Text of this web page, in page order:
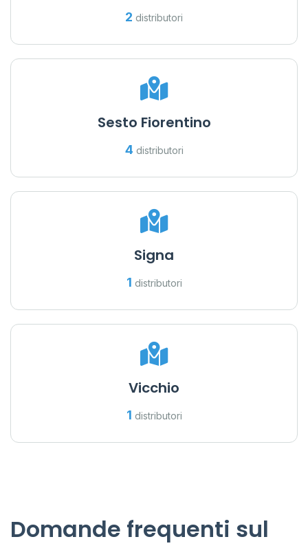
2 distributori
Sesto Fiorentino
4 distributori
Signa
1 distributori
Vicchio
1 distributori
Domande frequenti sul